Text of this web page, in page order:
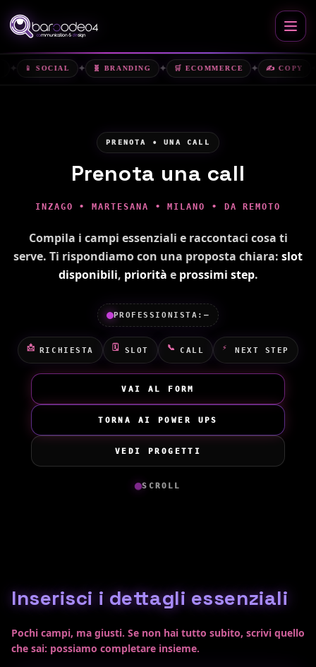
📱 SOCIAL ✦ 🧬 BRANDING ✦ 🛒 ECOMMERCE ✦ ✍️ COPY ✦
PRENOTA • UNA CALL
Prenota una call
INZAGO • MARTESANA • MILANO • DA REMOTO
Compila i campi essenziali e raccontaci cosa ti
serve. Ti rispondiamo con una proposta chiara: slot
disponibili, priorità e prossimi step.
PROFESSIONISTA: —
📩 RICHIESTA 🗓️ SLOT 📞 CALL ⚡ NEXT STEP
VAI AL FORM
TORNA AI POWER UPS
VEDI PROGETTI
SCROLL
Inserisci i dettagli essenziali
Pochi campi, ma giusti. Se non hai tutto subito, scrivi quello
che sai: possiamo completare insieme.